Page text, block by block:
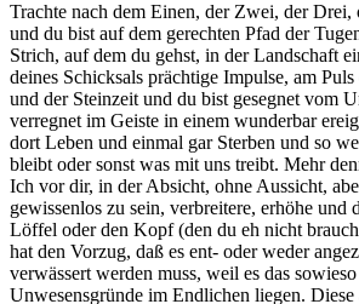
Trachte nach dem Einen, der Zwei, der Drei,
und du bist auf dem gerechten Pfad der
Strich, auf dem du gehst, in der Landschaft
deines Schicksals prächtige Impulse, am
und der Steinzeit und du bist gesegnet vom
verregnet im Geiste in einem wunderbar
dort Leben und einmal gar Sterben und so
bleibt oder sonst was mit uns treibt. Mehr
Ich vor dir, in der Absicht, ohne Aussicht,
gewissenlos zu sein, verbreitere, erhöhe und
Löffel oder den Kopf (den du eh nicht
hat den Vorzug, daß es ent- oder weder
verwässert werden muss, weil es das
Unwesensgründe im Endlichen liegen.